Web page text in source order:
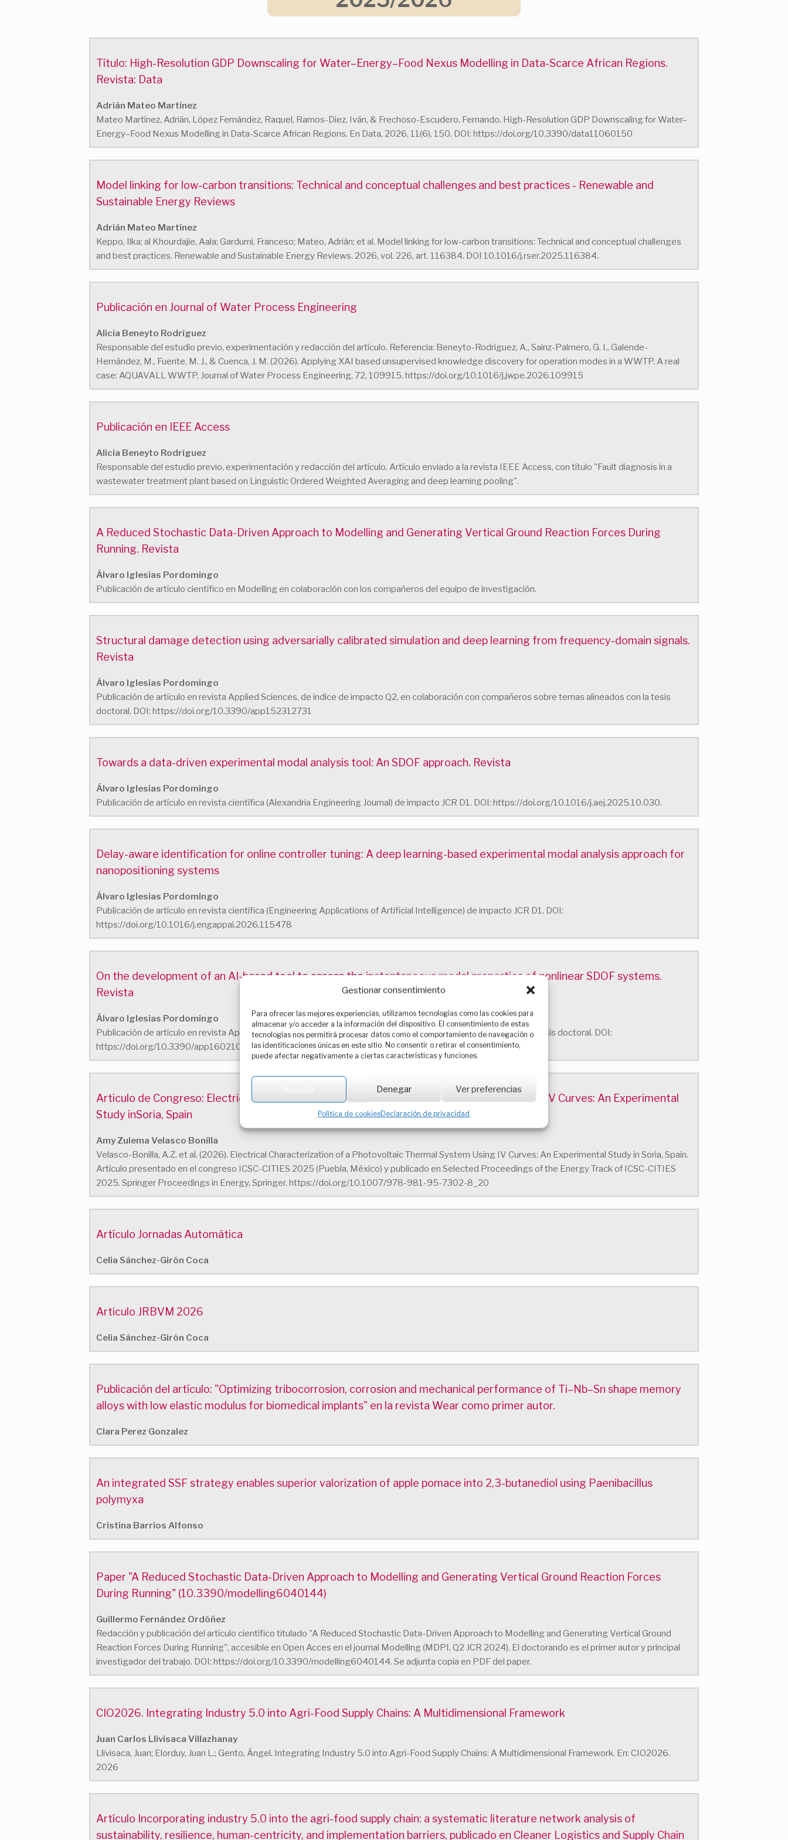
Gestionar consentimiento
Para ofrecer las mejores experiencias, utilizamos tecnologías como las cookies para
almacenar y/o acceder a la información del dispositivo. El consentimiento de estas
tecnologías nos permitirá procesar datos como el comportamiento de navegación o
las identificaciones únicas en este sitio. No consentir o retirar el consentimiento,
puede afectar negativamente a ciertas características y funciones.
Denegar Ver preferencias
Política de cookiesDeclaración de privacidad
Título: High-Resolution GDP Downscaling for Water–Energy–Food Nexus Modelling in Data-Scarce African Regions.
Revista: Data
Adrián Mateo Martínez
Mateo Martínez, Adrián, López Fernández, Raquel, Ramos-Diez, Iván, & Frechoso-Escudero, Fernando. High-Resolution GDP Downscaling for Water–
Energy–Food Nexus Modelling in Data-Scarce African Regions. En Data, 2026, 11(6), 150. DOI: https://doi.org/10.3390/data11060150
Model linking for low-carbon transitions: Technical and conceptual challenges and best practices - Renewable and
Sustainable Energy Reviews
Adrián Mateo Martínez
Keppo, Ilka; al Khourdajie, Aala; Gardumi, Franceso; Mateo, Adrián; et al. Model linking for low-carbon transitions: Technical and conceptual challenges
and best practices. Renewable and Sustainable Energy Reviews. 2026, vol. 226, art. 116384. DOI 10.1016/j.rser.2025.116384.
Publicación en Journal of Water Process Engineering
Alicia Beneyto Rodríguez
Responsable del estudio previo, experimentación y redacción del artículo. Referencia: Beneyto-Rodríguez, A., Sainz-Palmero, G. I., Galende-
Hernández, M., Fuente, M. J., & Cuenca, J. M. (2026). Applying XAI based unsupervised knowledge discovery for operation modes in a WWTP. A real
case: AQUAVALL WWTP. Journal of Water Process Engineering, 72, 109915. https://doi.org/10.1016/j.jwpe.2026.109915
Publicación en IEEE Access
Alicia Beneyto Rodríguez
Responsable del estudio previo, experimentación y redacción del artículo. Artículo enviado a la revista IEEE Access, con título "Fault diagnosis in a
wastewater treatment plant based on Linguistic Ordered Weighted Averaging and deep learning pooling".
A Reduced Stochastic Data-Driven Approach to Modelling and Generating Vertical Ground Reaction Forces During
Running. Revista
Álvaro Iglesias Pordomingo
Publicación de artículo científico en Modelling en colaboración con los compañeros del equipo de investigación.
Structural damage detection using adversarially calibrated simulation and deep learning from frequency-domain signals.
Revista
Álvaro Iglesias Pordomingo
Publicación de artículo en revista Applied Sciences, de índice de impacto Q2, en colaboración con compañeros sobre temas alineados con la tesis
doctoral. DOI: https://doi.org/10.3390/app152312731
Towards a data-driven experimental modal analysis tool: An SDOF approach. Revista
Álvaro Iglesias Pordomingo
Publicación de artículo en revista científica (Alexandria Engineering Journal) de impacto JCR D1. DOI: https://doi.org/10.1016/j.aej.2025.10.030.
Delay-aware identification for online controller tuning: A deep learning-based experimental modal analysis approach for
nanopositioning systems
Álvaro Iglesias Pordomingo
Publicación de artículo en revista científica (Engineering Applications of Artificial Intelligence) de impacto JCR D1. DOI:
https://doi.org/10.1016/j.engappai.2026.115478
On the development of an AI-based tool to assess the instantaneous modal properties of nonlinear SDOF systems.
Revista
Álvaro Iglesias Pordomingo
Publicación de artículo en revista Applied Sciences, de índice de impacto Q2, sobre el trabajo desarrollado en la tesis doctoral. DOI:
https://doi.org/10.3390/app16021070
Articulo de Congreso: Electrical Characterization of a Photovoltaic ThermalSystem Using I–V Curves: An Experimental
Study inSoria, Spain
Amy Zulema Velasco Bonilla
Velasco-Bonilla, A.Z. et al. (2026). Electrical Characterization of a Photovoltaic Thermal System Using IV Curves: An Experimental Study in Soria, Spain.
Artículo presentado en el congreso ICSC-CITIES 2025 (Puebla, México) y publicado en Selected Proceedings of the Energy Track of ICSC-CITIES
2025. Springer Proceedings in Energy, Springer. https://doi.org/10.1007/978-981-95-7302-8_20
Artículo Jornadas Automática
Celia Sánchez-Girón Coca
Articulo JRBVM 2026
Celia Sánchez-Girón Coca
Publicación del artículo: "Optimizing tribocorrosion, corrosion and mechanical performance of Ti–Nb–Sn shape memory
alloys with low elastic modulus for biomedical implants" en la revista Wear como primer autor.
Clara Perez Gonzalez
An integrated SSF strategy enables superior valorization of apple pomace into 2,3-butanediol using Paenibacillus
polymyxa
Cristina Barrios Alfonso
Paper "A Reduced Stochastic Data-Driven Approach to Modelling and Generating Vertical Ground Reaction Forces
During Running" (10.3390/modelling6040144)
Guillermo Fernández Ordóñez
Redacción y publicación del artículo científico titulado "A Reduced Stochastic Data-Driven Approach to Modelling and Generating Vertical Ground
Reaction Forces During Running", accesible en Open Acces en el journal Modelling (MDPI, Q2 JCR 2024). El doctorando es el primer autor y principal
investigador del trabajo. DOI: https://doi.org/10.3390/modelling6040144. Se adjunta copia en PDF del paper.
CIO2026. Integrating Industry 5.0 into Agri-Food Supply Chains: A Multidimensional Framework
Juan Carlos Llivisaca Villazhanay
Llivisaca, Juan; Elorduy, Juan L.; Gento, Ángel. Integrating Industry 5.0 into Agri-Food Supply Chains: A Multidimensional Framework. En: CIO2026.
2026
Artículo Incorporating industry 5.0 into the agri-food supply chain: a systematic literature network analysis of
sustainability, resilience, human-centricity, and implementation barriers, publicado en Cleaner Logistics and Supply Chain